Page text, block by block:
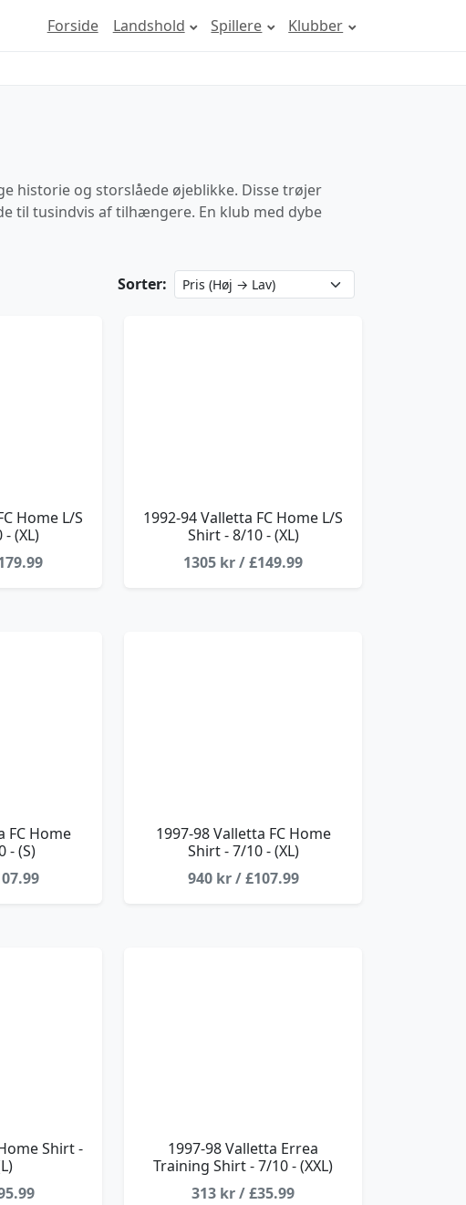
Forside Landshold Spillere Klubber
historie og storslåede øjeblikke. Disse trøjer
til tusindvis af tilhængere. En klub med dybe
Sorter:
Home L/S
(XL)
1992-94 Valletta FC Home L/S
Shirt - 8/10 - (XL)
1305 kr / £149.99
FC Home
- (S)
1997-98 Valletta FC Home
Shirt - 7/10 - (XL)
940 kr / £107.99
Shirt -
1997-98 Valletta Errea
Training Shirt - 7/10 - (XXL)
313 kr / £35.99